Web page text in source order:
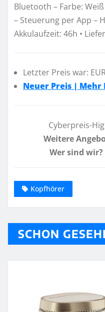
Bluetooth – Farbe:
– Steuerung per App –
Akkulaufzeit: 46h •
Letzter Preis war:
Neuer Preis | Mehr
Cyberpreis-
Weitere
Wer sind wir?
Kopfhörer
SCHON